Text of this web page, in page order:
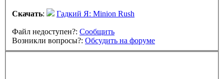
Скачать: Гадкий Я: Minion Rush
Файл недоступен?: Сообщить
Возникли вопросы?: Обсудить на форуме